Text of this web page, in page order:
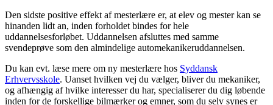
Den sidste positive effekt af mesterlære er, at elev og mester kan se
hinanden lidt an, inden forholdet bindes for hele
uddannelsesforløbet. Uddannelsen afsluttes med samme
svendeprøve som den almindelige automekanikeruddannelsen.
Du kan evt. læse mere om ny mesterlære hos Syddansk
Erhvervsskole. Uanset hvilken vej du vælger, bliver du mekaniker,
og afhængig af hvilke interesser du har, specialiserer du dig løbende
inden for de forskellige bilmærker og emner, som du selv synes er